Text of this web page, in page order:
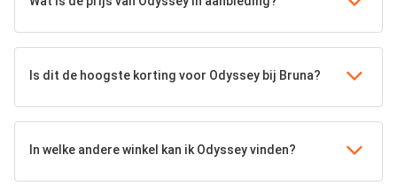
Is dit de hoogste korting voor Odyssey bij Bruna?
In welke andere winkel kan ik Odyssey vinden?